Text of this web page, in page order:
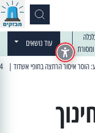
עוד נושאים
| 13:04 14/01/2025 עובדים בלילות: עבודות קרצוף וריבוד אספלט